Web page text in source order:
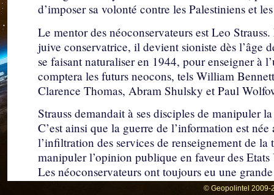
d’imposer sa volonté contre les Palestiniens et
Le mentor des néoconservateurs est Leo
juive conservatrice, il devient sioniste dès l’âge
se faisant naturaliser en 1944, pour enseigner à
comptera les futurs neocons, tels William
Clarence Thomas, Abram Shulsky et Paul
Strauss demandait à ses disciples de manipuler
C’est ainsi que la guerre de l’information est
l’infiltration des services de renseignement de
manipuler l’opinion publique en faveur des Etats
Les néoconservateurs ont toujours eu une
droite israélienne au détriment des© Geopolintel 2009-